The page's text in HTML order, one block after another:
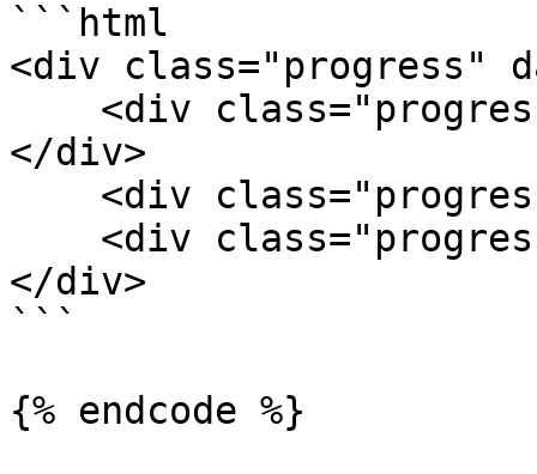
```html
<div class="progress"
</div>
</div>
```
{% endcode %}